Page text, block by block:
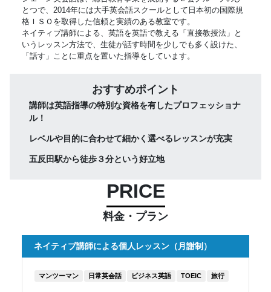
とつで、2014年には大手英会話スクールとして日本初の国際規
格ＩＳＯを取得した信頼と実績のある教室です。
ネイティブ講師による、英語を英語で教える「直接教授法」と
いうレッスン方法で、生徒が話す時間を少しでも多く設けた、
「話す」ことに重点を置いた指導をしています。
おすすめポイント
講師は英語指導の特別な資格を有したプロフェッショナ
ル！
レベルや目的に合わせて細かく選べるレッスンが充実
五反田駅から徒歩３分という好立地
PRICE
料金・プラン
ネイティブ講師による個人レッスン（月謝制）
マンツーマン 日常英会話 ビジネス英語 TOEIC 旅行